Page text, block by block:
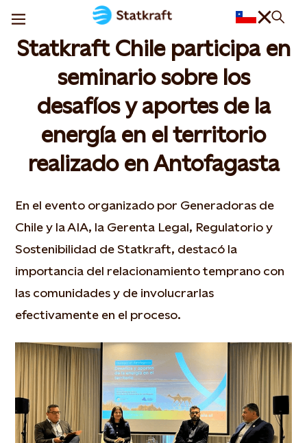
Statkraft Chile participa en
seminario sobre los
desafíos y aportes de la
energía en el territorio
realizado en Antofagasta
En el evento organizado por Generadoras de
Chile y la AIA, la Gerenta Legal, Regulatorio y
Sostenibilidad de Statkraft, destacó la
importancia del relacionamiento temprano con
las comunidades y de involucrarlas
efectivamente en el proceso.